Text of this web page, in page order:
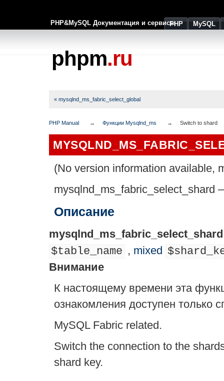
PHP&MySQL Документация и сервисыPHP MySQL
phpm.ru
« mysqlnd_ms_fabric_select_global
PHP Manual Функции Mysqlnd_ms Switch to shard
(No version information available,
mysqlnd_ms_fabric_select_shard
Описание
mysqlnd_ms_fabric_select_shard
$table_name , mixed
Внимание
К настоящему времени эта
ознакомления доступен только
MySQL Fabric related.
Switch the connection to the
shard key.